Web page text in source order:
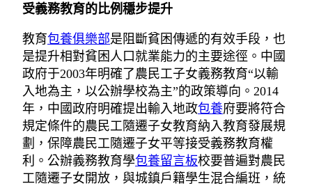
受義務教育的比例穩步提升
教育包養俱樂部是阻斷貧困傳遞的有效手段，也
是提升相對貧困人口就業能力的主要途徑。中國
政府于2003年明確了農民工子女義務教育“以輸
入地為主，以公辦學校為主”的政策導向。2014
年，中國政府明確提出輸入地政包養府要將符合
規定條件的農民工隨遷子女教育納入教育發展規
劃，保障農民工隨遷子女平等接受義務教育權
利。公辦義務教育學包養留言板校要普遍對農民
工隨遷子女開放，與城鎮戶籍學生混合編班，統